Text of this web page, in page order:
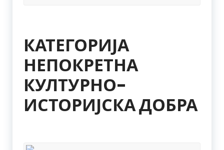
КАТЕГОРИЈА
НЕПОКРЕТНА
КУЛТУРНО-
ИСТОРИЈСКА ДОБРА